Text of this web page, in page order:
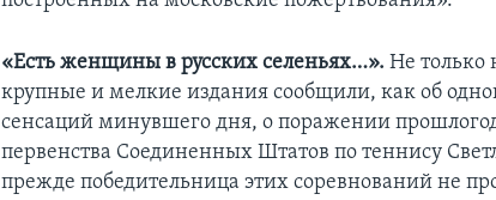
«Есть женщины в русских селеньях…». Не только
крупные и мелкие издания сообщили, как об
сенсаций минувшего дня, о поражении
первенства Соединенных Штатов по теннису
прежде победительница этих соревнований не